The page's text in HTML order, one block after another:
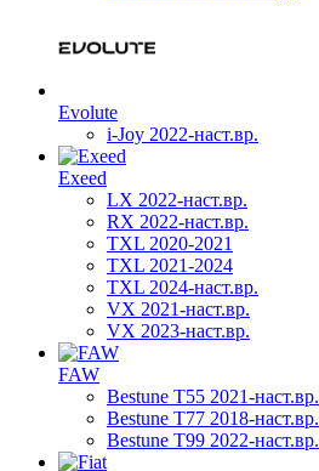
Evolute
i-Joy 2022-наст.вр.
Exeed
LX 2022-наст.вр.
RX 2022-наст.вр.
TXL 2020-2021
TXL 2021-2024
TXL 2024-наст.вр.
VX 2021-наст.вр.
VX 2023-наст.вр.
FAW
Bestune T55 2021-наст.вр.
Bestune T77 2018-наст.вр.
Bestune T99 2022-наст.вр.